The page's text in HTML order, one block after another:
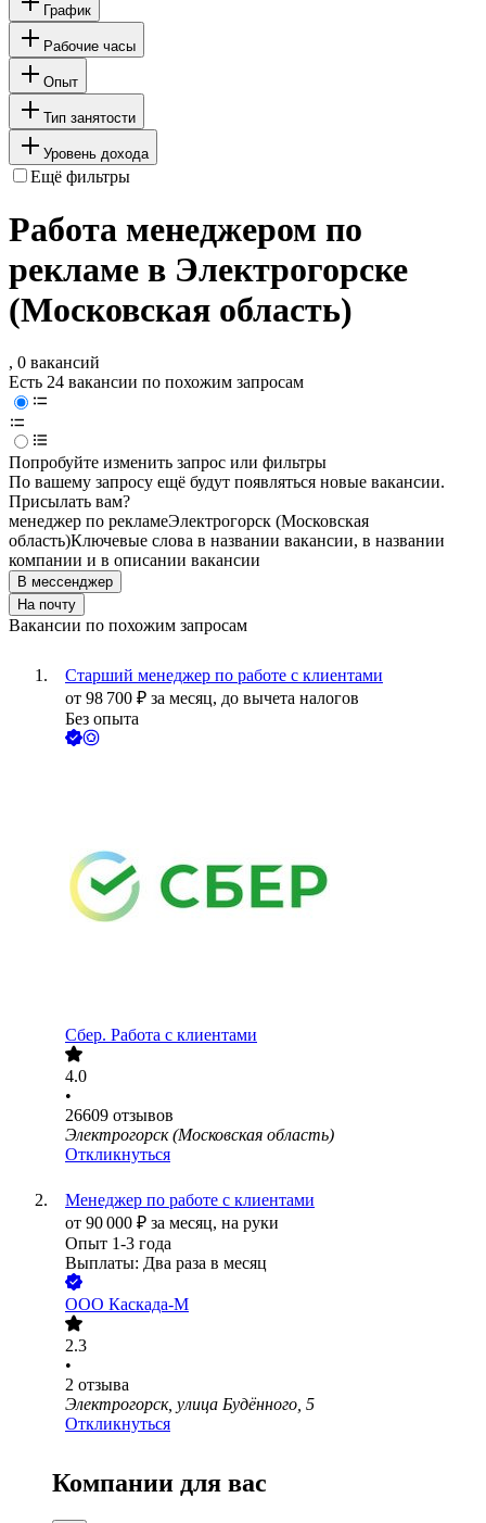
График
Рабочие часы
Опыт
Тип занятости
Уровень дохода
Ещё фильтры
Работа менеджером по
рекламе в Электрогорске
(Московская область)
, 0 вакансий
Есть 24 вакансии по похожим запросам
Попробуйте изменить запрос или фильтры
По вашему запросу ещё будут появляться новые вакансии.
Присылать вам?
менеджер по рекламеЭлектрогорск (Московская
область)Ключевые слова в названии вакансии, в названии
компании и в описании вакансии
В мессенджер
На почту
Вакансии по похожим запросам
Старший менеджер по работе с клиентами
от 98 700 ₽ за месяц, до вычета налогов
Без опыта
Сбер. Работа с клиентами
4.0
•
26609 отзывов
Электрогорск (Московская область)
Откликнуться
Менеджер по работе с клиентами
от 90 000 ₽ за месяц, на руки
Опыт 1-3 года
Выплаты: Два раза в месяц
ООО Каскада-М
2.3
•
2 отзыва
Электрогорск, улица Будённого, 5
Откликнуться
Компании для вас